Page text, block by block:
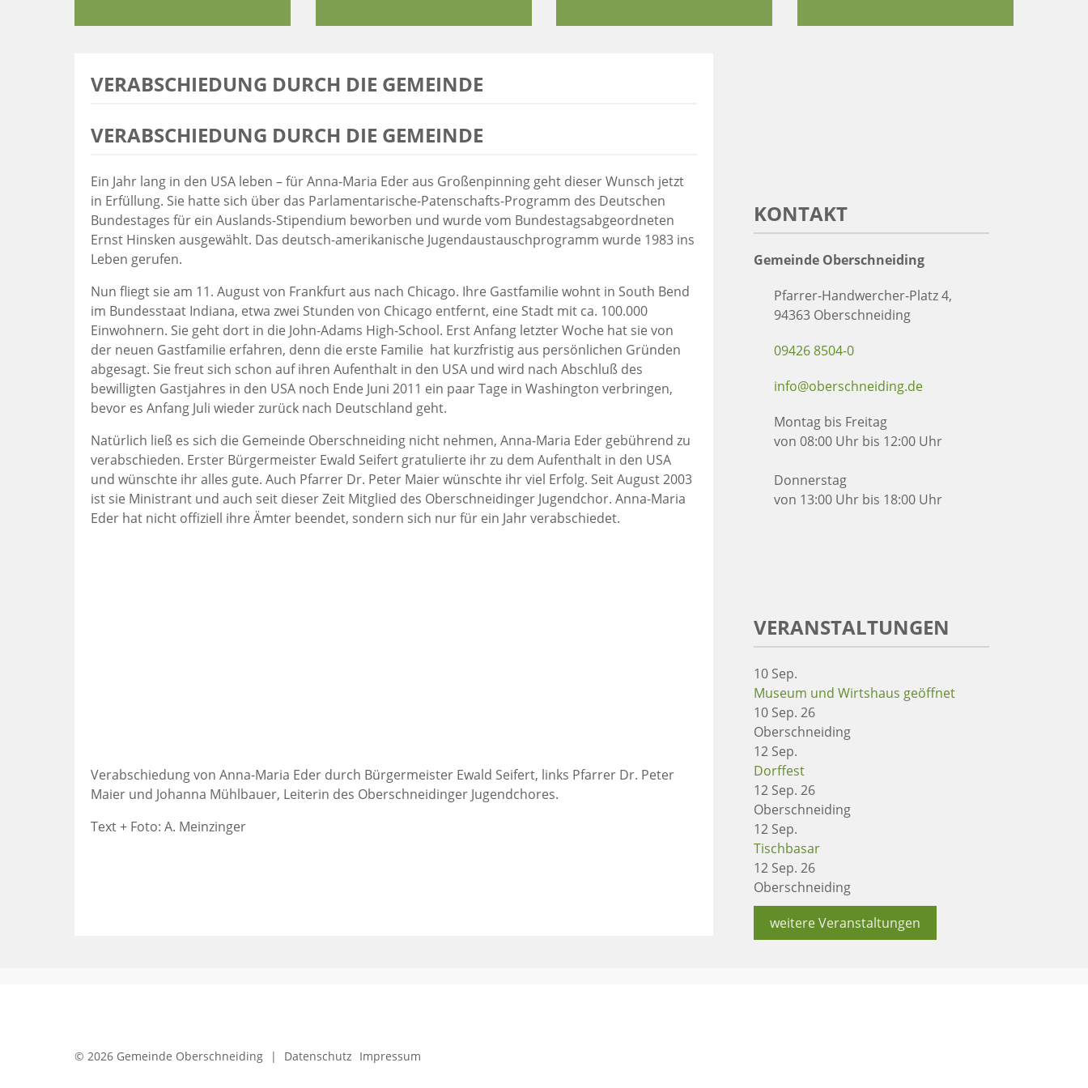
VERABSCHIEDUNG DURCH DIE GEMEINDE
VERABSCHIEDUNG DURCH DIE GEMEINDE
Ein Jahr lang in den USA leben – für Anna-Maria Eder aus Großenpinning geht dieser Wunsch jetzt
in Erfüllung. Sie hatte sich über das Parlamentarische-Patenschafts-Programm des Deutschen
Bundestages für ein Auslands-Stipendium beworben und wurde vom Bundestagsabgeordneten
Ernst Hinsken ausgewählt. Das deutsch-amerikanische Jugendaustauschprogramm wurde 1983 ins
Leben gerufen.
Nun fliegt sie am 11. August von Frankfurt aus nach Chicago. Ihre Gastfamilie wohnt in South Bend
im Bundesstaat Indiana, etwa zwei Stunden von Chicago entfernt, eine Stadt mit ca. 100.000
Einwohnern. Sie geht dort in die John-Adams High-School. Erst Anfang letzter Woche hat sie von
der neuen Gastfamilie erfahren, denn die erste Familie hat kurzfristig aus persönlichen Gründen
abgesagt. Sie freut sich schon auf ihren Aufenthalt in den USA und wird nach Abschluß des
bewilligten Gastjahres in den USA noch Ende Juni 2011 ein paar Tage in Washington verbringen,
bevor es Anfang Juli wieder zurück nach Deutschland geht.
Natürlich ließ es sich die Gemeinde Oberschneiding nicht nehmen, Anna-Maria Eder gebührend zu
verabschieden. Erster Bürgermeister Ewald Seifert gratulierte ihr zu dem Aufenthalt in den USA
und wünschte ihr alles gute. Auch Pfarrer Dr. Peter Maier wünschte ihr viel Erfolg. Seit August 2003
ist sie Ministrant und auch seit dieser Zeit Mitglied des Oberschneidinger Jugendchor. Anna-Maria
Eder hat nicht offiziell ihre Ämter beendet, sondern sich nur für ein Jahr verabschiedet.
Verabschiedung von Anna-Maria Eder durch Bürgermeister Ewald Seifert, links Pfarrer Dr. Peter
Maier und Johanna Mühlbauer, Leiterin des Oberschneidinger Jugendchores.
Text + Foto: A. Meinzinger
KONTAKT
Gemeinde Oberschneiding
Pfarrer-Handwercher-Platz 4,
94363 Oberschneiding
09426 8504-0
info@oberschneiding.de
Montag bis Freitag
von 08:00 Uhr bis 12:00 Uhr
Donnerstag
von 13:00 Uhr bis 18:00 Uhr
VERANSTALTUNGEN
10 Sep.
Museum und Wirtshaus geöffnet
10 Sep. 26
Oberschneiding
12 Sep.
Dorffest
12 Sep. 26
Oberschneiding
12 Sep.
Tischbasar
12 Sep. 26
Oberschneiding
weitere Veranstaltungen
© 2026 Gemeinde Oberschneiding | Datenschutz Impressum